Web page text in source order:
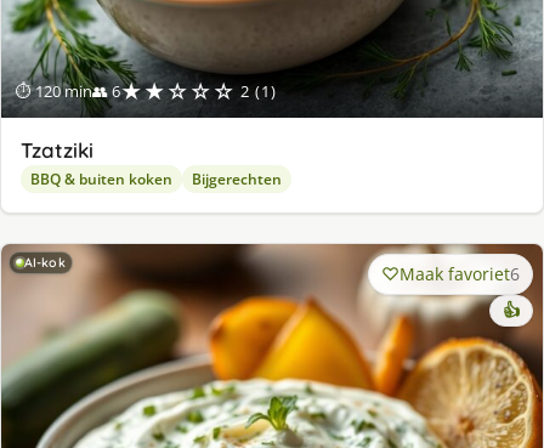
⏱ 120 min👥 6★★☆☆☆ 2 (1)
Tzatziki
BBQ & buiten koken Bijgerechten
AI-kok Maak favoriet6
👍